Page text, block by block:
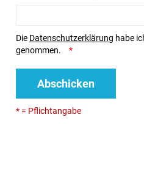
Die Datenschutzerklärung habe
genommen.
Abschicken
* = Pflichtangabe